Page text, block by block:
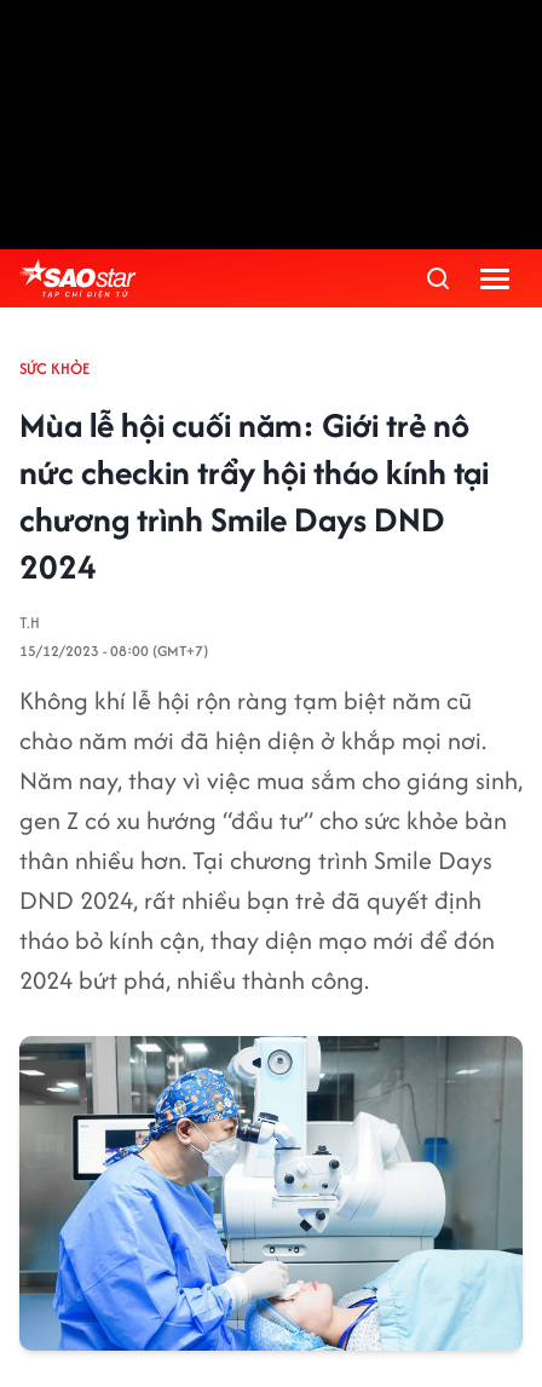
SỨC KHỎE
Mùa lễ hội cuối năm: Giới trẻ nô
nức checkin trẩy hội tháo kính tại
chương trình Smile Days DND
2024
T.H
15/12/2023 - 08:00 (GMT+7)
Không khí lễ hội rộn ràng tạm biệt năm cũ
chào năm mới đã hiện diện ở khắp mọi nơi.
Năm nay, thay vì việc mua sắm cho giáng sinh,
gen Z có xu hướng “đầu tư” cho sức khỏe bản
thân nhiều hơn. Tại chương trình Smile Days
DND 2024, rất nhiều bạn trẻ đã quyết định
tháo bỏ kính cận, thay diện mạo mới để đón
2024 bứt phá, nhiều thành công.